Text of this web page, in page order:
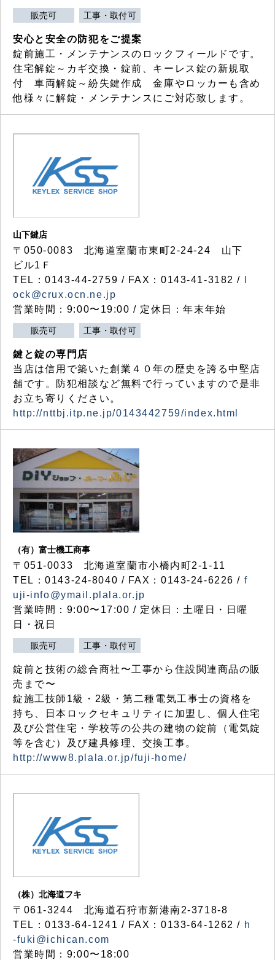
販売可 工事・取付可
安心と安全の防犯をご提案
錠前施工・メンテナンスのロックフィールドです。
住宅解錠～カギ交換・錠前、キーレス錠の新規取
付 車両解錠～紛失鍵作成 金庫やロッカーも含め
他様々に解錠・メンテナンスにご対応致します。
山下鍵店
〒050-0083 北海道室蘭市東町2-24-24 山下
ビル1Ｆ
TEL：0143-44-2759 / FAX：0143-41-3182 /
ock@crux.ocn.ne.jp
営業時間：9:00〜19:00 / 定休日：年末年始
販売可 工事・取付可
鍵と錠の専門店
当店は信用で築いた創業４０年の歴史を誇る中堅店
舗です。防犯相談など無料で行っていますので是非
お立ち寄りください。
http://nttbj.itp.ne.jp/0143442759/index.html
（有）富士機工商事
〒051-0033 北海道室蘭市小橋内町2-1-11
TEL：0143-24-8040 / FAX：0143-24-6226 / f
uji-info@ymail.plala.or.jp
営業時間：9:00〜17:00 / 定休日：土曜日・日曜
日・祝日
販売可 工事・取付可
錠前と技術の総合商社〜工事から住設関連商品の販
売まで〜
錠施工技師1級・2級・第二種電気工事士の資格を
持ち、日本ロックセキュリティに加盟し、個人住宅
及び公営住宅・学校等の公共の建物の錠前（電気錠
等を含む）及び建具修理、交換工事。
http://www8.plala.or.jp/fuji-home/
（株）北海道フキ
〒061-3244 北海道石狩市新港南2-3718-8
TEL：0133-64-1241 / FAX：0133-64-1262 / h
-fuki@ichican.com
営業時間：9:00〜18:00